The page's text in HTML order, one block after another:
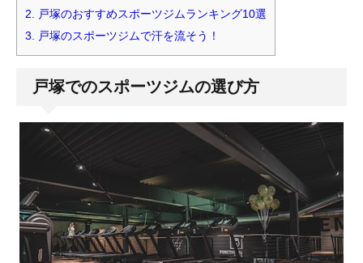
2. 戸塚のおすすめスポーツジムランキング10選
3. 戸塚のスポーツジムで汗を流そう！
戸塚でのスポーツジムの選び方